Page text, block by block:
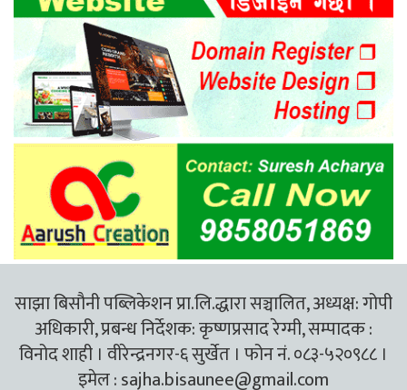
साझा बिसौनी पब्लिकेशन प्रा.लि.द्धारा सञ्चालित, अध्यक्ष: गोपी
अधिकारी, प्रबन्ध निर्देशक: कृष्णप्रसाद रेग्मी, सम्पादक :
विनोद शाही । वीरेन्द्रनगर-६ सुर्खेत । फोन नं. ०८३-५२०९८८ ।
इमेल :sajha.bisaunee@gmail.com